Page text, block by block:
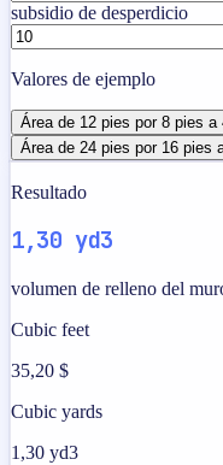
subsidio de desperdicio
Valores de ejemplo
Área de 12 pies por 8 pies a
Área de 24 pies por 16 pies
Resultado
1,30 yd3
volumen de relleno del
Cubic feet
35,20 $
Cubic yards
1,30 yd3